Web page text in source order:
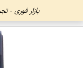
بازار فوری